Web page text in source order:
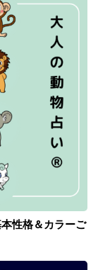
性格＆カラーご